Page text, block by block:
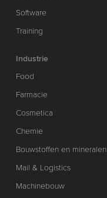
Software
Training
Industrie
Food
Farmacie
Cosmetica
Chemie
Bouwstoffen en mineralen
Mail & Logistics
Machinebouw